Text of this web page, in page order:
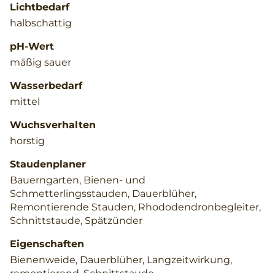
Lichtbedarf
halbschattig
pH-Wert
mäßig sauer
Wasserbedarf
mittel
Wuchsverhalten
horstig
Staudenplaner
Bauerngarten, Bienen- und
Schmetterlingsstauden, Dauerblüher,
Remontierende Stauden, Rhododendronbegleiter,
Schnittstaude, Spätzünder
Eigenschaften
Bienenweide, Dauerblüher, Langzeitwirkung,